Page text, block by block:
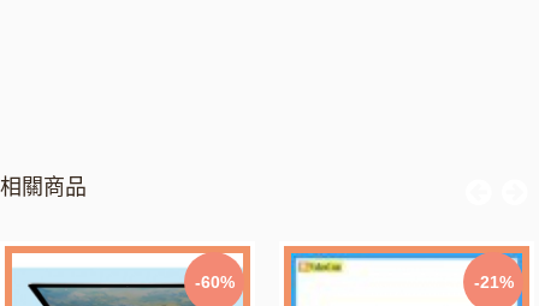
相關商品
-60% -21%